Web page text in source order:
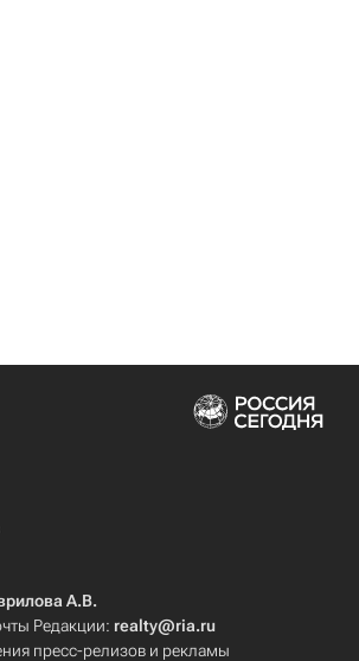
А.В.
Редакции: realty@ria.ru
пресс-релизов и рекламы